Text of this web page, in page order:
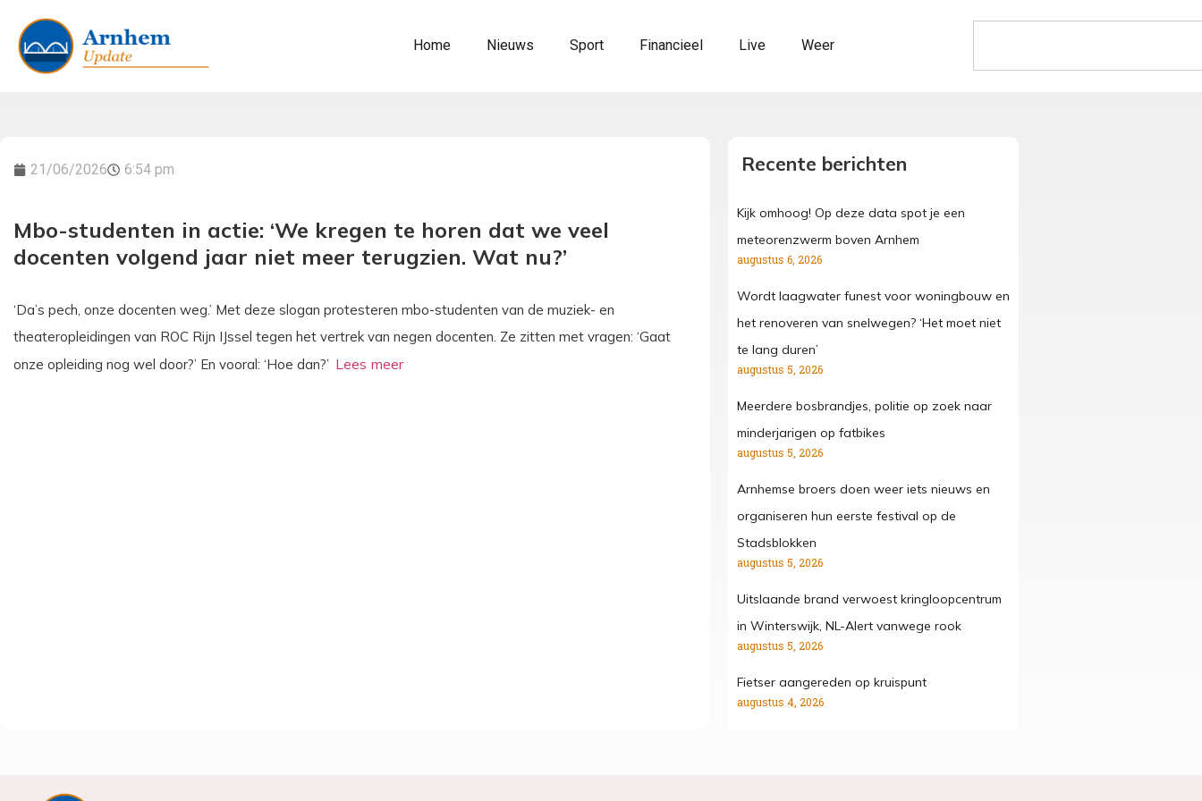
Home Nieuws Sport Financieel Live Weer
21/06/2026 6:54 pm
Mbo-studenten in actie: ‘We kregen te horen dat we veel
docenten volgend jaar niet meer terugzien. Wat nu?’
‘Da’s pech, onze docenten weg.’ Met deze slogan protesteren mbo-studenten van de muziek- en
theateropleidingen van ROC Rijn IJssel tegen het vertrek van negen docenten. Ze zitten met vragen: ‘Gaat
onze opleiding nog wel door?’ En vooral: ‘Hoe dan?’
Recente berichten
Kijk omhoog! Op deze data spot je een
meteorenzwerm boven Arnhem
augustus 6, 2026
Wordt laagwater funest voor woningbouw en
het renoveren van snelwegen? ‘Het moet niet
te lang duren’
augustus 5, 2026
Meerdere bosbrandjes, politie op zoek naar
minderjarigen op fatbikes
augustus 5, 2026
Arnhemse broers doen weer iets nieuws en
organiseren hun eerste festival op de
Stadsblokken
augustus 5, 2026
Uitslaande brand verwoest kringloopcentrum
in Winterswijk, NL-Alert vanwege rook
augustus 5, 2026
Fietser aangereden op kruispunt
augustus 4, 2026